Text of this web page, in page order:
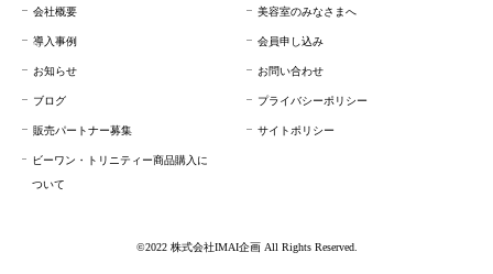
会社概要
導入事例
お知らせ
ブログ
販売パートナー募集
ビーワン・トリニティー商品購入に
ついて
美容室のみなさまへ
会員申し込み
お問い合わせ
プライバシーポリシー
サイトポリシー
©2022 株式会社IMAI企画 All Rights Reserved.